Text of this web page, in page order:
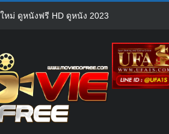
ม่ ดูหนังฟรี HD ดูหนัง 2023